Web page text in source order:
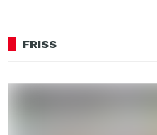
FRISS